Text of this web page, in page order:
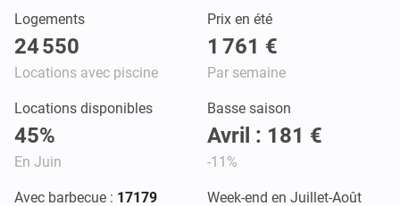
Logements
24 550
Locations avec piscine
Prix en été
1 761 €
Par semaine
Locations disponibles
45%
En Juin
Basse saison
Avril : 181 €
-11%
Avec barbecue : 17179 Week-end en Juillet-Août